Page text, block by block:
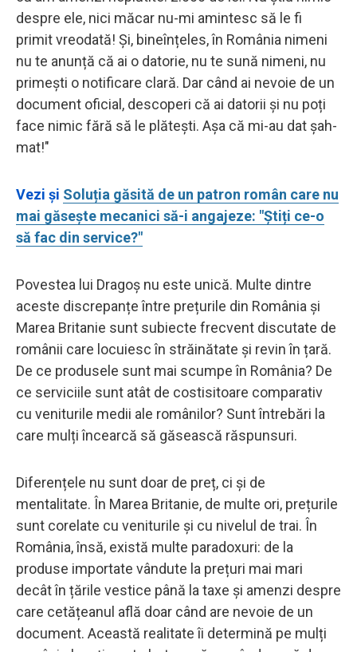
despre ele, nici măcar nu-mi amintesc să le fi
primit vreodată! Și, bineînțeles, în România nimeni
nu te anunță că ai o datorie, nu te sună nimeni, nu
primești o notificare clară. Dar când ai nevoie de un
document oficial, descoperi că ai datorii și nu poți
face nimic fără să le plătești. Așa că mi-au dat șah-
mat!"
Vezi și Soluția găsită de un patron român care nu
mai găsește mecanici să-i angajeze: "Știți ce-o
să fac din service?"
Povestea lui Dragoș nu este unică. Multe dintre
aceste discrepanțe între prețurile din România și
Marea Britanie sunt subiecte frecvent discutate de
românii care locuiesc în străinătate și revin în țară.
De ce produsele sunt mai scumpe în România? De
ce serviciile sunt atât de costisitoare comparativ
cu veniturile medii ale românilor? Sunt întrebări la
care mulți încearcă să găsească răspunsuri.
Diferențele nu sunt doar de preț, ci și de
mentalitate. În Marea Britanie, de multe ori, prețurile
sunt corelate cu veniturile și cu nivelul de trai. În
România, însă, există multe paradoxuri: de la
produse importate vândute la prețuri mai mari
decât în țările vestice până la taxe și amenzi despre
care cetățeanul află doar când are nevoie de un
document. Această realitate îi determină pe mulți